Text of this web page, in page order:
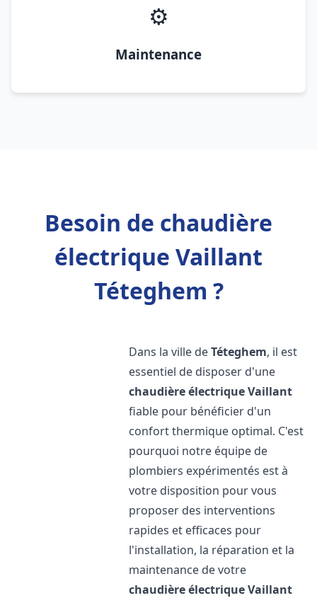
⚙️
Maintenance
Besoin de chaudière
électrique Vaillant
Téteghem ?
Dans la ville deTéteghem, il est
essentiel de disposer d'une
chaudière électrique Vaillant
fiable pour bénéficier d'un
confort thermique optimal. C'est
pourquoi notre équipe de
plombiers expérimentés est à
votre disposition pour vous
proposer des interventions
rapides et efficaces pour
l'installation, la réparation et la
maintenance de votre
chaudière électrique Vaillant